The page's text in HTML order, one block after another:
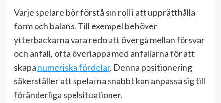
Varje spelare bör förstå sin roll i att upprätthålla
form och balans. Till exempel behöver
ytterbackarna vara redo att övergå mellan försvar
och anfall, ofta överlappa med anfallarna för att
skapa numeriska fördelar. Denna positionering
säkerställer att spelarna snabbt kan anpassa sig till
föränderliga spelsituationer.